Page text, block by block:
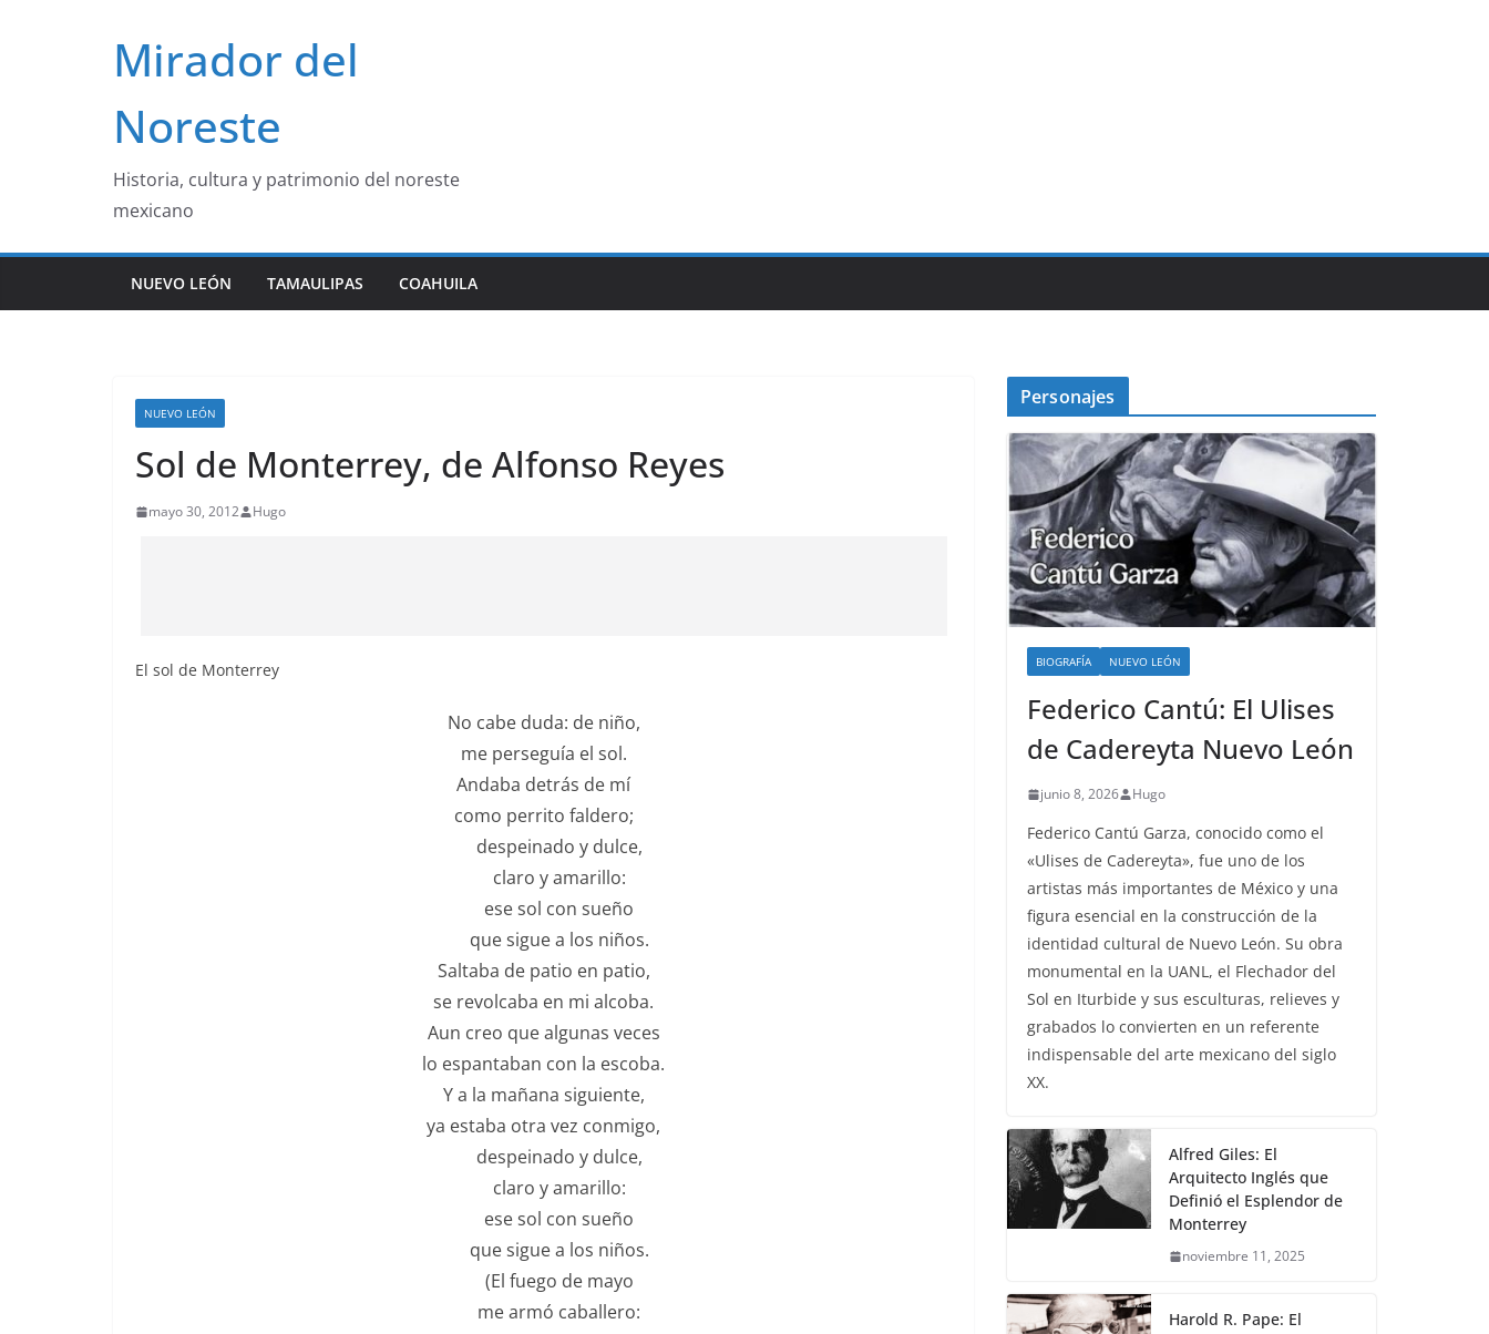
Mirador del
Noreste
Historia, cultura y patrimonio del noreste
mexicano
NUEVO LEÓN TAMAULIPAS COAHUILA
NUEVO LEÓN
Sol de Monterrey, de Alfonso Reyes
mayo 30, 2012 Hugo
El sol de Monterrey
No cabe duda: de niño,
me perseguía el sol.
Andaba detrás de mí
como perrito faldero;
despeinado y dulce,
claro y amarillo:
ese sol con sueño
que sigue a los niños.
Saltaba de patio en patio,
se revolcaba en mi alcoba.
Aun creo que algunas veces
lo espantaban con la escoba.
Y a la mañana siguiente,
ya estaba otra vez conmigo,
despeinado y dulce,
claro y amarillo:
ese sol con sueño
que sigue a los niños.
(El fuego de mayo
me armó caballero:
Personajes
BIOGRAFÍA NUEVO LEÓN
Federico Cantú: El Ulises
de Cadereyta Nuevo León
junio 8, 2026 Hugo
Federico Cantú Garza, conocido como el
«Ulises de Cadereyta», fue uno de los
artistas más importantes de México y una
figura esencial en la construcción de la
identidad cultural de Nuevo León. Su obra
monumental en la UANL, el Flechador del
Sol en Iturbide y sus esculturas, relieves y
grabados lo convierten en un referente
indispensable del arte mexicano del siglo
XX.
Alfred Giles: El
Arquitecto Inglés que
Definió el Esplendor de
Monterrey
noviembre 11, 2025
Harold R. Pape: El